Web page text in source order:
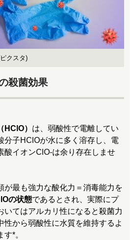
クスタ)
殺菌効果
HClO） は、弱酸性で電離してい
分子HClOが水に多く溶存し、電
酸イオンClO-は余り存在しませ
最も強力な酸化力＝消毒能力を
の状態であるとされ、実際にプ
いてはアルカリ性になると殺菌力
性から弱酸性に水質を維持するよ
*。